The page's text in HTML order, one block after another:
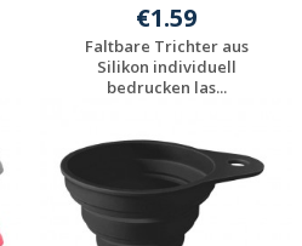
€1.59
Faltbare Trichter aus
Silikon individuell
bedrucken las...
Werbeartikel
anfragen